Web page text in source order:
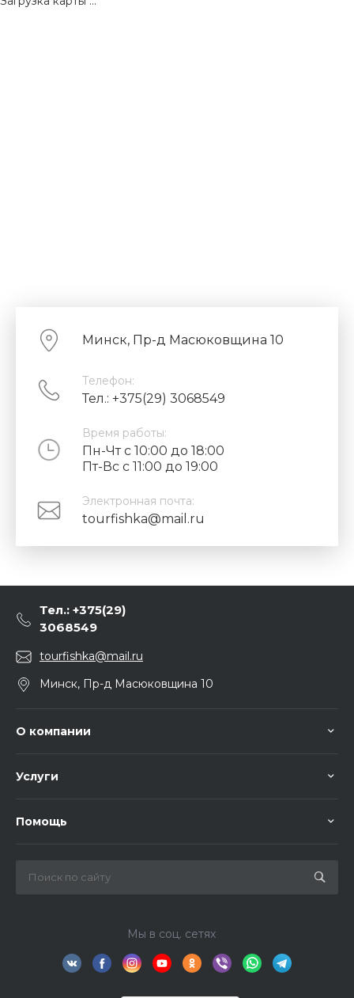
Минск, Пр-д Масюковщина 10
Телефон:
Тел.: +375(29) 3068549
Время работы:
Пн-Чт с 10:00 до 18:00
Пт-Вс с 11:00 до 19:00
Электронная почта:
tourfishka@mail.ru
Тел.: +375(29)
3068549
tourfishka@mail.ru
Минск, Пр-д Масюковщина 10
О компании
Услуги
Помощь
Мы в соц. сетях